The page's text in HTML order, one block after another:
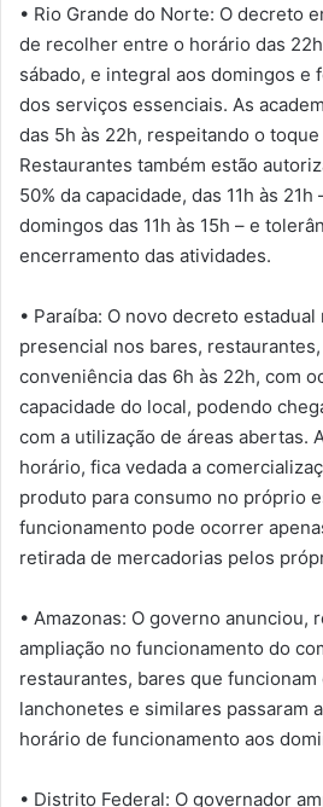
• Rio Grande do Norte: O decreto
de recolher entre o horário das
sábado, e integral aos domingos e
dos serviços essenciais. As
das 5h às 22h, respeitando o
Restaurantes também estão
50% da capacidade, das 11h às
domingos das 11h às 15h – e
encerramento das atividades.
• Paraíba: O novo decreto
presencial nos bares,
conveniência das 6h às 22h, com
capacidade do local, podendo
com a utilização de áreas abertas.
horário, fica vedada a
produto para consumo no próprio
funcionamento pode ocorrer
retirada de mercadorias pelos
• Amazonas: O governo anunciou,
ampliação no funcionamento do
restaurantes, bares que
lanchonetes e similares passaram
horário de funcionamento aos
• Distrito Federal: O governador